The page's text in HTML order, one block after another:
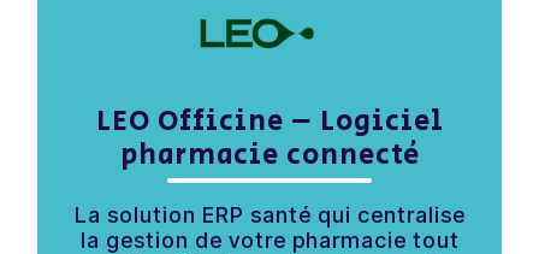
LEO Officine – Logiciel
pharmacie connecté
La solution ERP santé qui centralise
la gestion de votre pharmacie tout